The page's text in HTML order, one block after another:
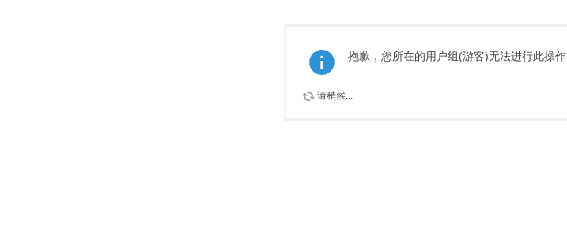
抱歉，您所在的用户组(游客)无法进行此操作
请稍候...